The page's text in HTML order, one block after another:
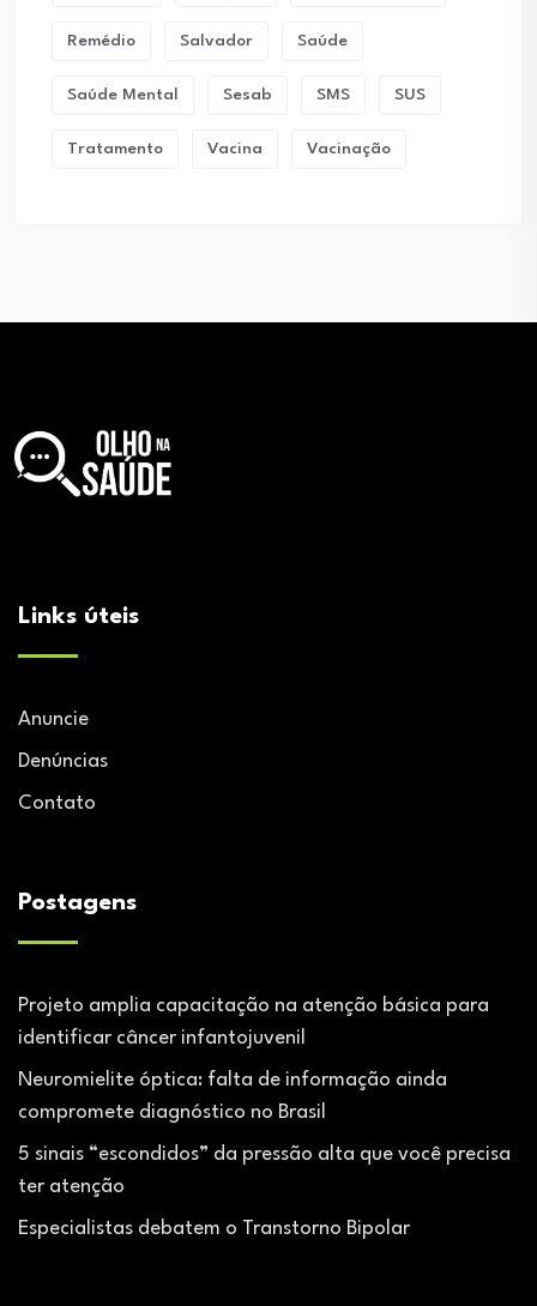
Remédio Salvador Saúde
Saúde Mental Sesab SMS SUS
Tratamento Vacina Vacinação
Links úteis
Anuncie
Denúncias
Contato
Postagens
Projeto amplia capacitação na atenção básica para
identificar câncer infantojuvenil
Neuromielite óptica: falta de informação ainda
compromete diagnóstico no Brasil
5 sinais “escondidos” da pressão alta que você precisa
ter atenção
Especialistas debatem o Transtorno Bipolar